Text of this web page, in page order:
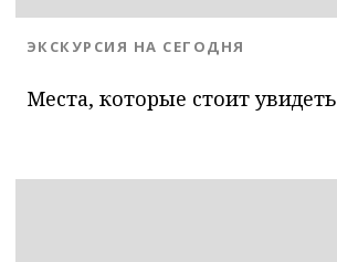
Места, которые стоит увидеть
BLOG.CATEGORY
ЭКСКУРСИЯ НА СЕГОДНЯ